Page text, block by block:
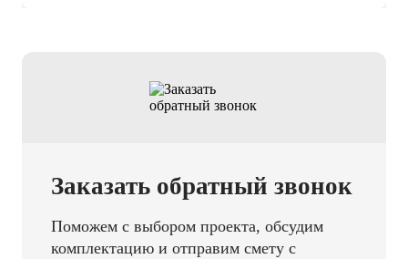
Заказать обратный звонок
Поможем с выбором проекта, обсудим
комплектацию и отправим смету с